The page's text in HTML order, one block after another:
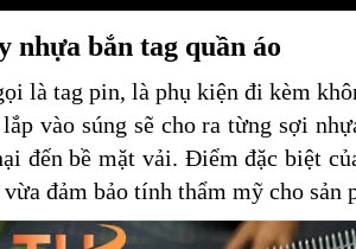
nhựa bắn tag quần áo
là tag pin, là phụ kiện đi kèm
vào súng sẽ cho ra từng sợi
đến bề mặt vải. Điểm đặc biệt
đảm bảo tính thẩm mỹ cho sản